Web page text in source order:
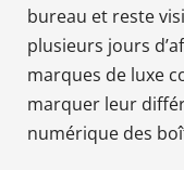
bureau et reste
plusieurs jours
marques de luxe
marquer leur
numérique des